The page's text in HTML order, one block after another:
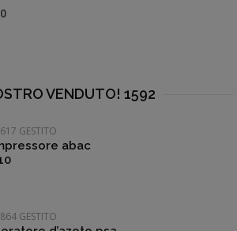
VENDUTO! 1592
GESTITO
abac
GESTITO